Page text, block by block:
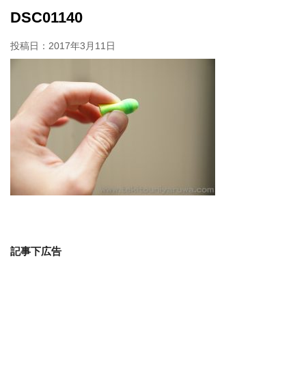
DSC01140
投稿日： 2017年3月11日
記事下広告